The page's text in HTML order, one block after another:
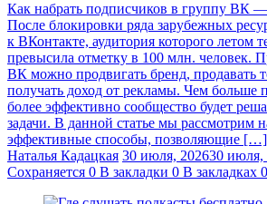
Как набрать подписчиков в группу ВК
После блокировки ряда зарубежных
к ВКонтакте, аудитория которого летом
превысила отметку в 100 млн. человек.
ВК можно продвигать бренд, продавать
получать доход от рекламы. Чем больше
более эффективно сообщество будет
задачи. В данной статье мы рассмотрим
эффективные способы, позволяющие […]
Наталья Кадацкая 30 июля, 202630 июля,
Сохраняется 0 В закладки 0 В закладках 0